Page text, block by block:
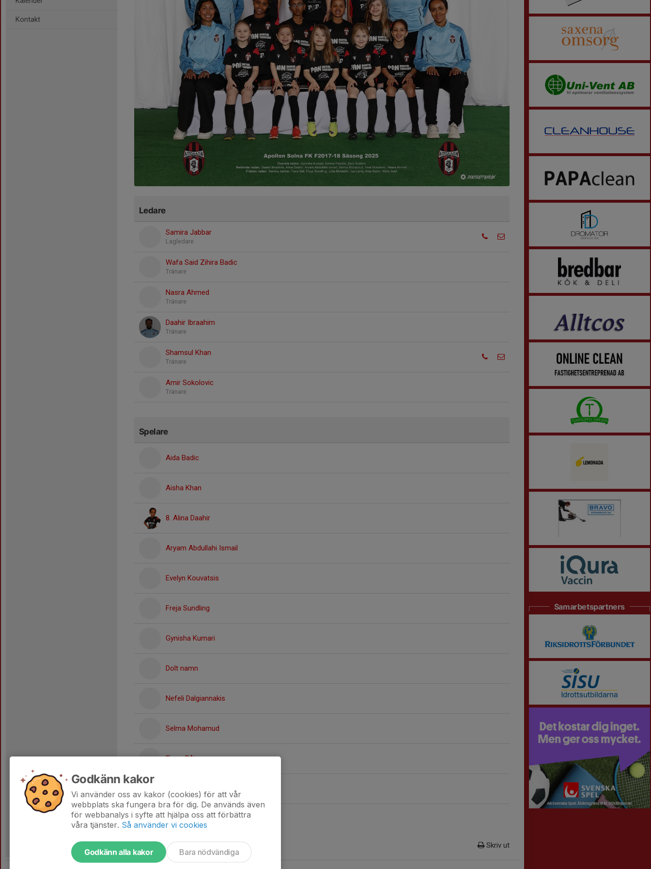
Kontakt
Ledare
Samira Jabbar
Lagledare
Wafa Said Zihira Badic
Tränare
Nasra Ahmed
Tränare
Daahir Ibraahim
Tränare
Shamsul Khan
Tränare
Amir Sokolovic
Tränare
Spelare
Aida Badic
Aisha Khan
8. Alina Daahir
Aryam Abdullahi Ismail
Evelyn Kouvatsis
Freja Sundling
Gynisha Kumari
Dolt namn
Nefeli Dalgiannakis
Selma Mohamud
Tuwa Båt
Skriv ut
Samarbetspartners
Godkänn kakor
Vi använder oss av kakor (cookies) för att vår
webbplats ska fungera bra för dig. De används även
för webbanalys i syfte att hjälpa oss att förbättra
våra tjänster. Så använder vi cookies
Godkänn alla kakor Bara nödvändiga